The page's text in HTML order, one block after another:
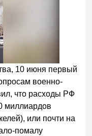
10 июня первый
военно-
что расходы РФ
миллиардов
или почти на
помалу